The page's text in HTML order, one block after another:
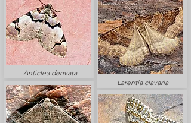
Anticlea derivata
Larentia clavaria